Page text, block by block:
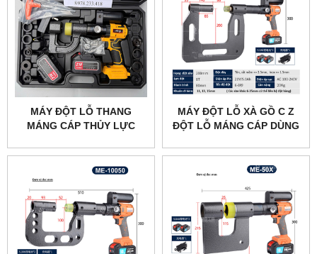
MÁY ĐỘT LỖ THANG
MÁNG CÁP THỦY LỰC
MÁY ĐỘT LỖ XÀ GỒ C Z
ĐỘT LỖ MÁNG CÁP DÙNG